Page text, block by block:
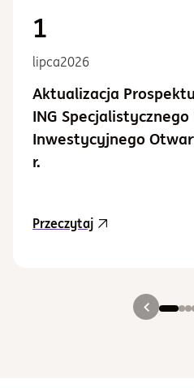
1
lipca2026
Aktualizacja
ING Specjalistycznego
Inwestycyjnego
r.
Przeczytajaktualność